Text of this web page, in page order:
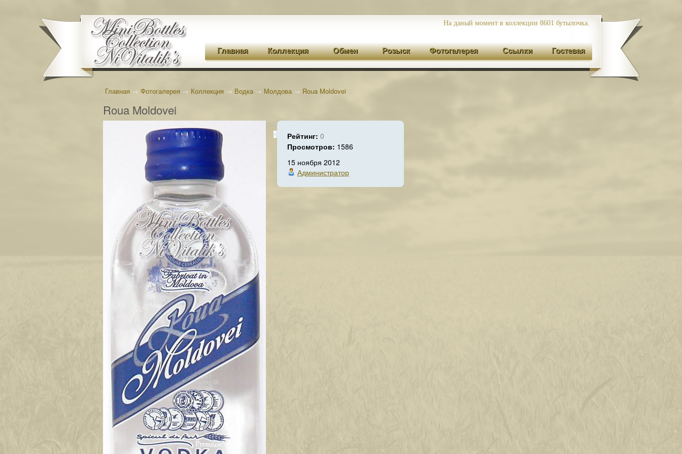
На даный момент в коллекции 8601 бутылочка.
Главная Коллекция Обмен Розыск Фотогалерея Ссылки Гостевая
Главная → Фотогалерея → Коллекция → Водка→ Молдова→ Roua Moldovei
Roua Moldovei
Рейтинг: 0
Просмотров: 1586
15 ноября 2012
Администратор